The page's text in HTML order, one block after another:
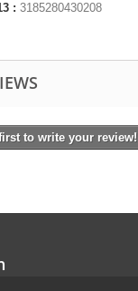
: 3185280430208
to write your review!